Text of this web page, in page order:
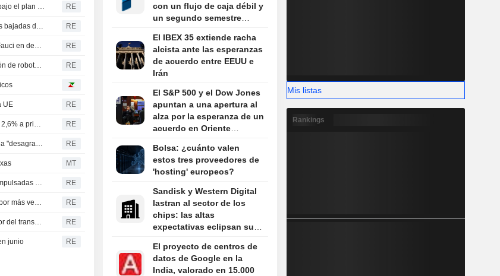
Uganda despeja el camino para el despliegue de tropas en Gaza bajo el plan de Trump RE
Los consejeros delegados de la banca brasileña respaldan nuevas bajadas de tipos tras el cuarto recorte consecutivo RE
Comisión del Senado de EEUU vota a favor de declarar al doctor Fauci en desacato al Congreso RE
El presidente de la FCC afirma que las restricciones a la importación de robots buscan impulsar la producción en EE. UU. RE
UE RE
La molienda de caña de azúcar en el centro-sur de Brasil crece un 2,6% a principios de julio RE
Carney, cuestionado por el comentario de Trump sobre una Canada "desagradable", afirma que su labor es defender a los trabajadores RE
MT
Las exportaciones de Perú crecen un 34% en el primer semestre impulsadas por el auge minero RE
Exportaciones peruanas crecen 34% en primer semestre a récord por más venta de minerales RE
Acuerdo propuesto sobre paso de Ormuz no es viable para el sector del transporte marítimo: fuentes RE
junio RE
con un flujo de caja débil y
un segundo semestre
El IBEX 35 extiende racha
alcista ante las esperanzas
de acuerdo entre EEUU e
Irán
El S&P 500 y el Dow Jones
apuntan a una apertura al
alza por la esperanza de un
acuerdo en Oriente
sectores de chips y
software
Bolsa: ¿cuánto valen
estos tres proveedores de
'hosting' europeos?
Sandisk y Western Digital
lastran al sector de los
chips: las altas
expectativas eclipsan sus
El proyecto de centros de
datos de Google en la
India, valorado en 15.000
Mis listas
Rankings